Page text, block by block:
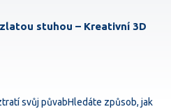
stuhou – Kreativní 3D
svůj půvabHledáte způsob, jak